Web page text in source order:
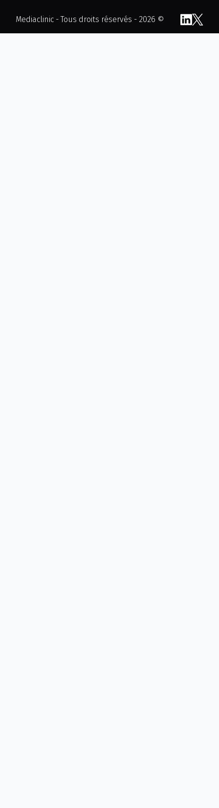
Mediaclinic - Tous droits réservés - 2026 ©